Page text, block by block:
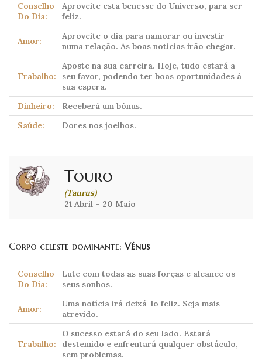
Conselho
Do Dia:
Aproveite esta benesse do Universo, para ser
feliz.
Amor:
Aproveite o dia para namorar ou investir
numa relação. As boas notícias irão chegar.
Trabalho:
Aposte na sua carreira. Hoje, tudo estará a
seu favor, podendo ter boas oportunidades à
sua espera.
Dinheiro:
Receberá um bónus.
Saúde:
Dores nos joelhos.
Touro
(Taurus)
21 Abril – 20 Maio
Corpo celeste dominante: Vénus
Conselho
Do Dia:
Lute com todas as suas forças e alcance os
seus sonhos.
Amor:
Uma notícia irá deixá-lo feliz. Seja mais
atrevido.
Trabalho:
O sucesso estará do seu lado. Estará
destemido e enfrentará qualquer obstáculo,
sem problemas.